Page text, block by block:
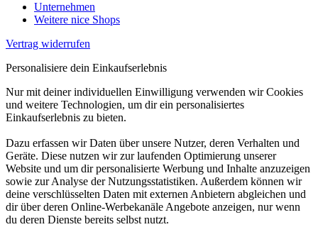
Unternehmen
Weitere nice Shops
Vertrag widerrufen
Personalisiere dein Einkaufserlebnis
Nur mit deiner individuellen Einwilligung verwenden wir Cookies
und weitere Technologien, um dir ein personalisiertes
Einkaufserlebnis zu bieten.
Dazu erfassen wir Daten über unsere Nutzer, deren Verhalten und
Geräte. Diese nutzen wir zur laufenden Optimierung unserer
Website und um dir personalisierte Werbung und Inhalte anzuzeigen
sowie zur Analyse der Nutzungsstatistiken. Außerdem können wir
deine verschlüsselten Daten mit externen Anbietern abgleichen und
dir über deren Online-Werbekanäle Angebote anzeigen, nur wenn
du deren Dienste bereits selbst nutzt.